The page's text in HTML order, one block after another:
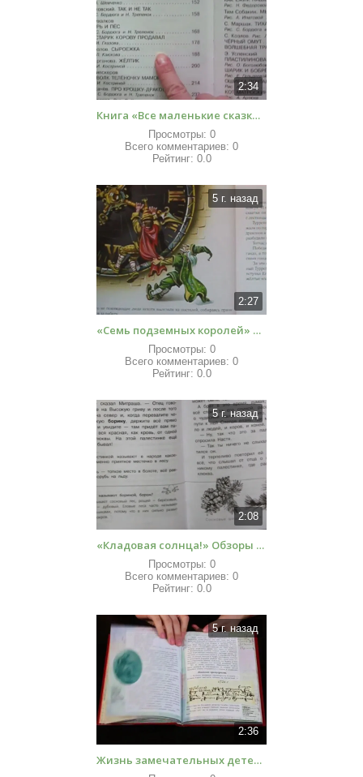
2:34
Книга «Все маленькие сказки» Обзоры книг для детей
Просмотры: 0
Всего комментариев: 0
Рейтинг: 0.0
5 г. назад
2:27
«Семь подземных королей» Обзоры книг для детей
Просмотры: 0
Всего комментариев: 0
Рейтинг: 0.0
5 г. назад
2:08
«Кладовая солнца!» Обзоры книг для детей
Просмотры: 0
Всего комментариев: 0
Рейтинг: 0.0
5 г. назад
2:36
Жизнь замечательных детей Обзоры книг для детей